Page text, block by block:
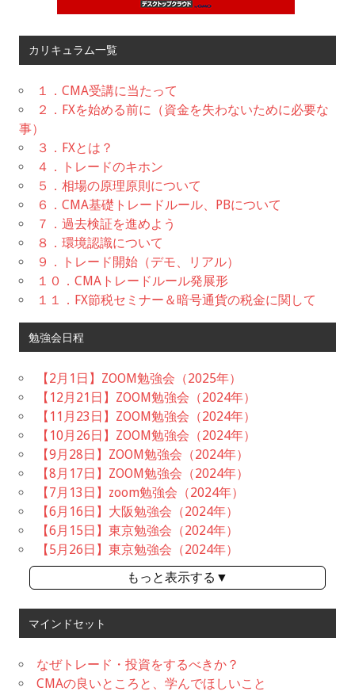
カリキュラム一覧
１．CMA受講に当たって
２．FXを始める前に（資金を失わないために必要な
事）
３．FXとは？
４．トレードのキホン
５．相場の原理原則について
６．CMA基礎トレードルール、PBについて
７．過去検証を進めよう
８．環境認識について
９．トレード開始（デモ、リアル）
１０．CMAトレードルール発展形
１１．FX節税セミナー＆暗号通貨の税金に関して
勉強会日程
【2月1日】ZOOM勉強会（2025年）
【12月21日】ZOOM勉強会（2024年）
【11月23日】ZOOM勉強会（2024年）
【10月26日】ZOOM勉強会（2024年）
【9月28日】ZOOM勉強会（2024年）
【8月17日】ZOOM勉強会（2024年）
【7月13日】zoom勉強会（2024年）
【6月16日】大阪勉強会（2024年）
【6月15日】東京勉強会（2024年）
【5月26日】東京勉強会（2024年）
もっと表示する▼
マインドセット
なぜトレード・投資をするべきか？
CMAの良いところと、学んでほしいこと